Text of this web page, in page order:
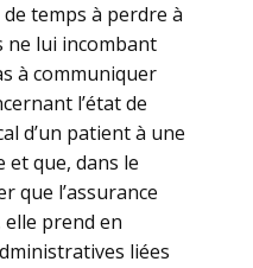
temps à perdre à
ne lui incombant
à communiquer
l’état de
d’un patient à une
que, dans le
que l’assurance
elle prend en
liées